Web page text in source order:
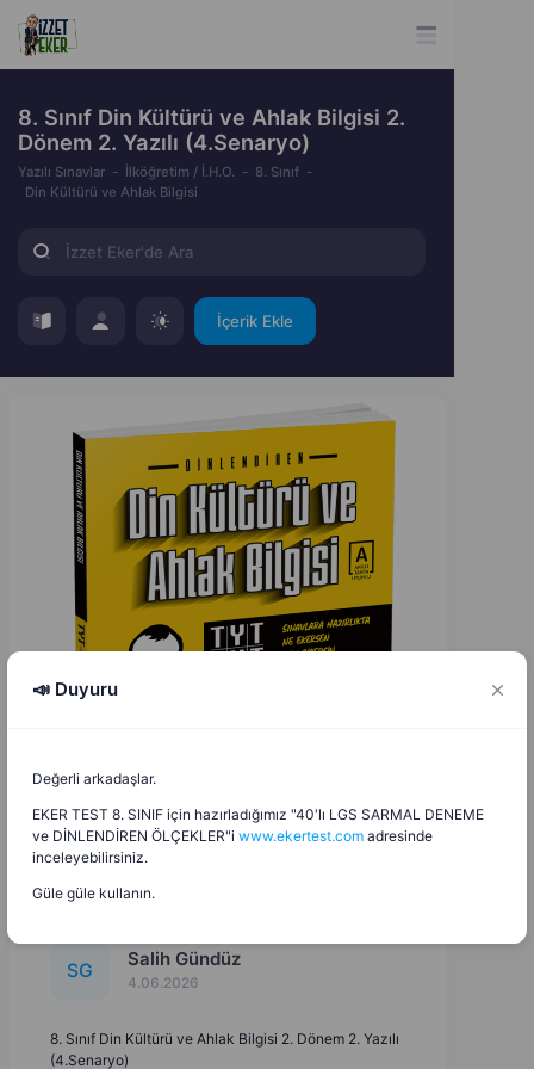
8. Sınıf Din Kültürü ve Ahlak Bilgisi 2.
Dönem 2. Yazılı (4.Senaryo)
Yazılı Sınavlar İlköğretim / İ.H.O.
8. Sınıf
Din Kültürü ve Ahlak Bilgisi
İçerik Ekle
SG Salih Gündüz
4.06.2026
8. Sınıf Din Kültürü ve Ahlak Bilgisi 2. Dönem 2. Yazılı
(4.Senaryo)
📣 Duyuru
Değerli arkadaşlar.
EKER TEST 8. SINIF için hazırladığımız "40'lı LGS SARMAL DENEME
ve DİNLENDİREN ÖLÇEKLER"i www.ekertest.com adresinde
inceleyebilirsiniz.
Güle güle kullanın.